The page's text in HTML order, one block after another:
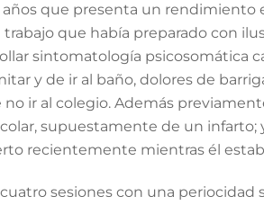
que presenta un
que había preparado con
sintomatología psicosomática
y de ir al baño, dolores de
no ir al colegio. Además
supuestamente de un infarto;
recientemente mientras él
sesiones con una periocidad